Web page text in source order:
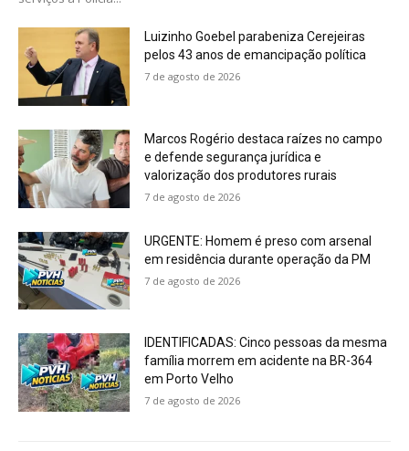
Luizinho Goebel parabeniza Cerejeiras
pelos 43 anos de emancipação política
7 de agosto de 2026
Marcos Rogério destaca raízes no campo
e defende segurança jurídica e
valorização dos produtores rurais
7 de agosto de 2026
URGENTE: Homem é preso com arsenal
em residência durante operação da PM
7 de agosto de 2026
IDENTIFICADAS: Cinco pessoas da mesma
família morrem em acidente na BR-364
em Porto Velho
7 de agosto de 2026